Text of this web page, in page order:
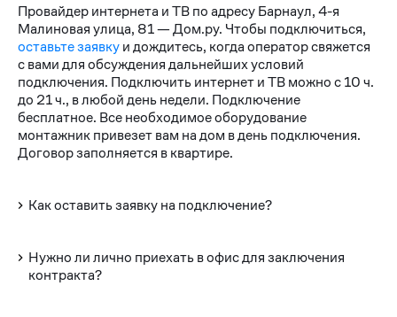
Провайдер интернета и ТВ по адресу Барнаул, 4-я
Малиновая улица, 81 — Дом.ру. Чтобы подключиться,
оставьте заявкуи дождитесь, когда оператор свяжется
с вами для обсуждения дальнейших условий
подключения. Подключить интернет и ТВ можно с 10 ч.
до 21 ч., в любой день недели. Подключение
бесплатное. Все необходимое оборудование
монтажник привезет вам на дом в день подключения.
Договор заполняется в квартире.
Как оставить заявку на подключение?
Нужно ли лично приехать в офис для заключения
контракта?